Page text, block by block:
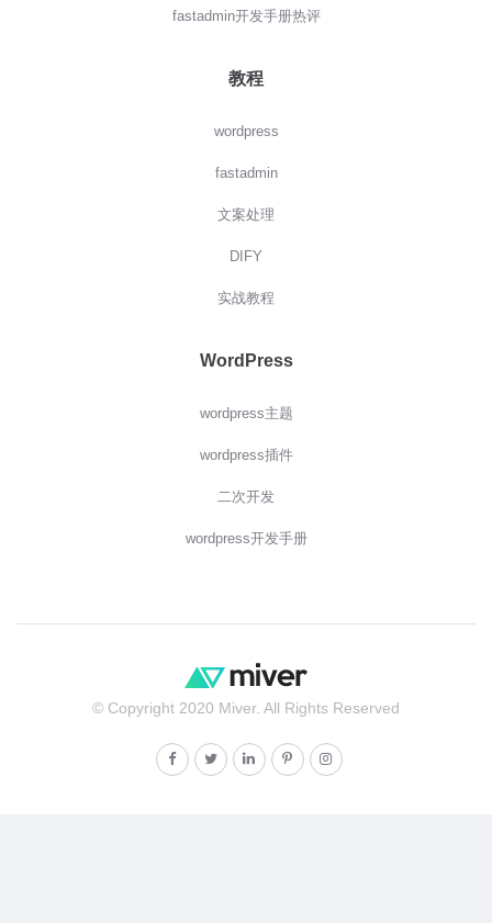
fastadmin开发手册热评
教程
wordpress
fastadmin
文案处理
DIFY
实战教程
WordPress
wordpress主题
wordpress插件
二次开发
wordpress开发手册
© Copyright 2020 Miver. All Rights Reserved